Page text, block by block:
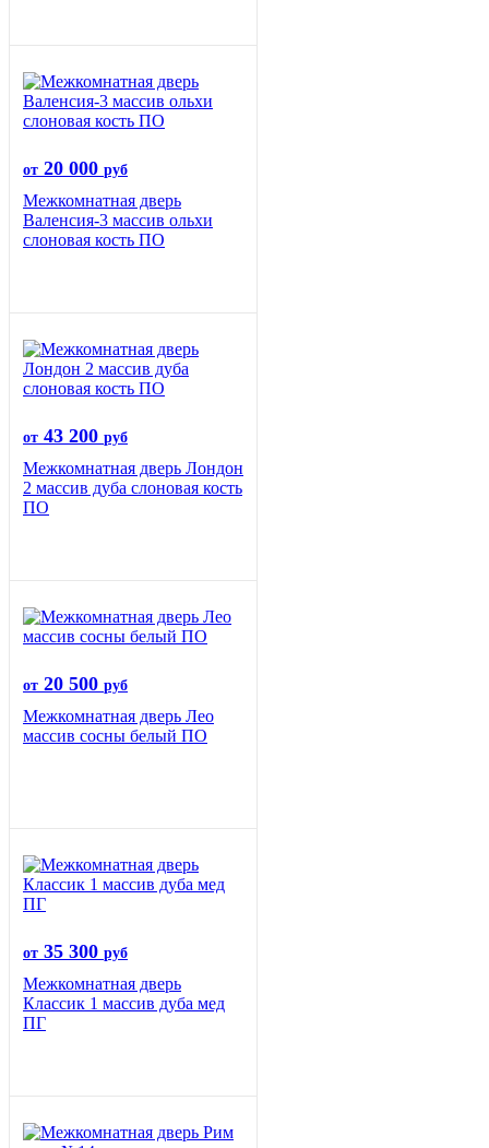
от 20 000 руб
Межкомнатная дверь
Валенсия-3 массив ольхи
слоновая кость ПО
от 43 200 руб
Межкомнатная дверь Лондон
2 массив дуба слоновая кость
ПО
от 20 500 руб
Межкомнатная дверь Лео
массив сосны белый ПО
от 35 300 руб
Межкомнатная дверь
Классик 1 массив дуба мед
ПГ